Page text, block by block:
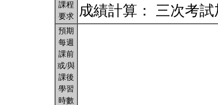
課程
要求
成績計算： 三次考
預期
每週
課前
或/與
課後
學習
時數